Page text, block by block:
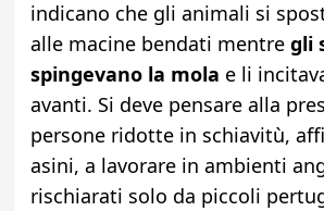
indicano che gli animali si
alle macine bendati mentre gli
spingevano la mola e li
avanti. Si deve pensare alla
persone ridotte in schiavitù,
asini, a lavorare in ambienti
rischiarati solo da piccoli